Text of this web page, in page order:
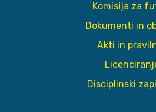
Komisija za
Dokumenti in
Akti in
Disciplinski